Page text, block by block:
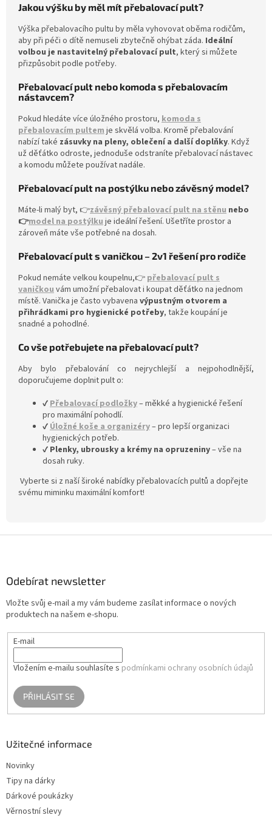
i
u
Jakou výšku by měl mít přebalovací pult?
Výška přebalovacího pultu by měla vyhovovat oběma rodičům,
aby při péči o dítě nemuseli zbytečně ohýbat záda. Ideální
volbou je nastavitelný přebalovací pult, který si můžete
přizpůsobit podle potřeby.
Přebalovací pult nebo komoda s přebalovacím
nástavcem?
Pokud hledáte více úložného prostoru, komoda s
přebalovacím pultem je skvělá volba. Kromě přebalování
nabízí také zásuvky na pleny, oblečení a další doplňky. Když
už děťátko odroste, jednoduše odstraníte přebalovací nástavec
a komodu můžete používat nadále.
Přebalovací pult na postýlku nebo závěsný model?
Máte-li malý byt, 👉závěsný přebalovací pult na stěnu nebo
👉model na postýlku je ideální řešení. Ušetříte prostor a
zároveň máte vše potřebné na dosah.
Přebalovací pult s vaničkou – 2v1 řešení pro rodiče
Pokud nemáte velkou koupelnu,👉 přebalovací pult s
vaničkou vám umožní přebalovat i koupat děťátko na jednom
místě. Vanička je často vybavena výpustným otvorem a
přihrádkami pro hygienické potřeby, takže koupání je
snadné a pohodlné.
Co vše potřebujete na přebalovací pult?
Aby bylo přebalování co nejrychlejší a nejpohodlnější,
doporučujeme doplnit pult o:
✔ Přebalovací podložky– měkké a hygienické řešení
pro maximální pohodlí.
✔ Úložné koše a organizéry– pro lepší organizaci
hygienických potřeb.
✔ Plenky, ubrousky a krémy na opruzeniny– vše na
dosah ruky.
Vyberte si z naší široké nabídky přebalovacích pultů a dopřejte
svému miminku maximální komfort!
Odebírat newsletter
Vložte svůj e-mail a my vám budeme zasílat informace o nových
produktech na našem e-shopu.
E-mail
Vložením e-mailu souhlasíte s podmínkami ochrany osobních údajů
PŘIHLÁSIT SE
Užitečné informace
Novinky
Tipy na dárky
Dárkové poukázky
Věrnostní slevy